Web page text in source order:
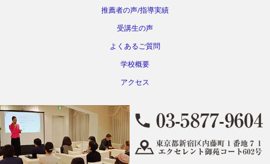
推薦者の声/指導実績
受講生の声
よくあるご質問
学校概要
アクセス